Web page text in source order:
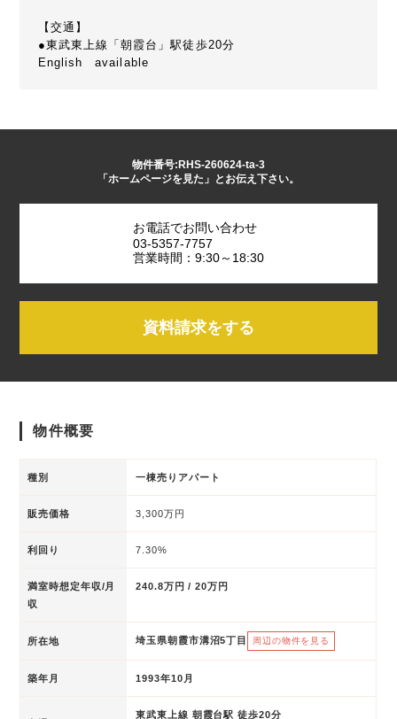
【交通】
●東武東上線「朝霞台」駅徒歩20分
English available
物件番号:RHS-260624-ta-3
「ホームページを見た」とお伝え下さい。
お電話でお問い合わせ
03-5357-7757
営業時間：9:30～18:30
資料請求をする
物件概要
種別 一棟売りアパート
販売価格 3,300万円
利回り 7.30%
満室時想定年収/月
収
240.8万円 / 20万円
所在地 埼玉県朝霞市溝沼5丁目 周辺の物件を見る
築年月 1993年10月
東武東上線 朝霞台駅 徒歩20分